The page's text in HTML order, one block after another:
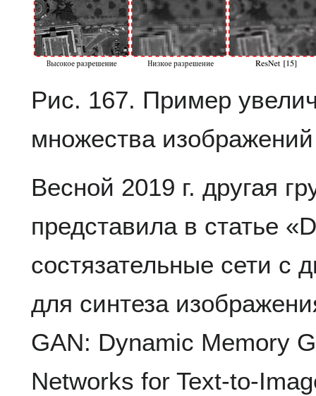
Рис. 167. Пример
множества изображений
Весной 2019 г. другая
представила в статье
состязательные сети с
для синтеза
GAN: Dynamic Memory
Networks for Text-to-